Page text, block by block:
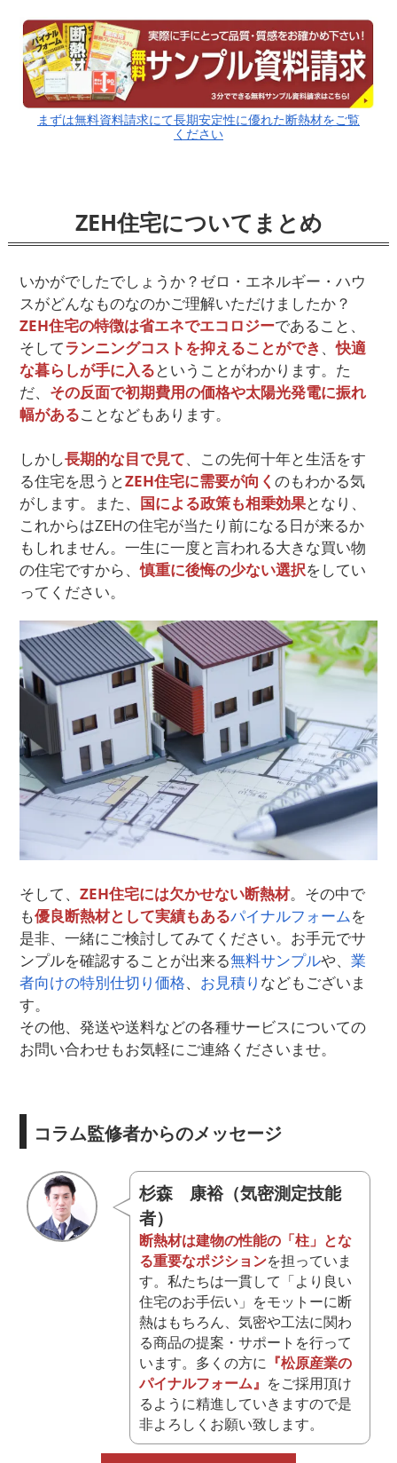
まずは無料資料請求にて長期安定性に優れた断熱材をご覧
ください
ZEH住宅についてまとめ
いかがでしたでしょうか？ゼロ・エネルギー・ハウ
スがどんなものなのかご理解いただけましたか？
ZEH住宅の特徴は省エネでエコロジーであること、
そしてランニングコストを抑えることができ 、快適
な暮らしが手に入るということがわかります。た
だ、 その反面で初期費用の価格や太陽光発電に振れ
幅があることなどもあります。
しかし長期的な目で見て、この先何十年と生活をす
る住宅を思うとZEH住宅に需要が向く のもわかる気
がします。また、 国による政策も相乗効果となり、
これからはZEHの住宅が当たり前になる日が来るか
もしれません。一生に一度と言われる大きな買い物
の住宅ですから、慎重に後悔の少ない選択をしてい
ってください。
そして、 ZEH住宅には欠かせない断熱材。その中で
も優良断熱材として実績もあるパイナルフォームを
是非、一緒にご検討してみてください。お手元でサ
ンプルを確認することが出来る無料サンプルや、 業
者向けの特別仕切り価格、 お見積り などもございま
す。
その他、発送や送料などの各種サービスについての
お問い合わせもお気軽にご連絡くださいませ。
コラム監修者からのメッセージ
杉森 康裕（気密測定技能
者）
断熱材は建物の性能の「柱」とな
る重要なポジションを担っていま
す。私たちは一貫して「より良い
住宅のお手伝い」をモットーに断
熱はもちろん、気密や工法に関わ
る商品の提案・サポートを行って
います。多くの方に 『松原産業の
パイナルフォーム』 をご採用頂け
るように精進していきますので是
非よろしくお願い致します。